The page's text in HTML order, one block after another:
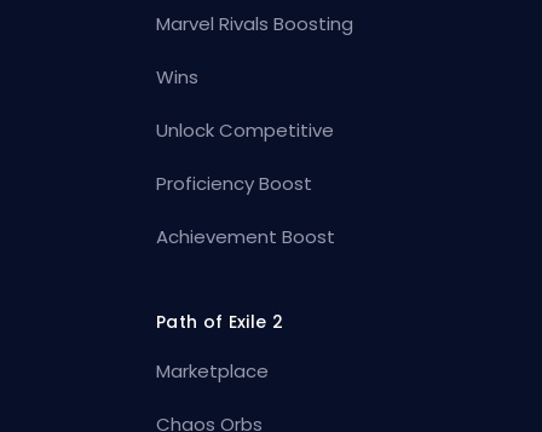
Marvel Rivals Boosting
Wins
Unlock Competitive
Proficiency Boost
Achievement Boost
Path of Exile 2
Marketplace
Chaos Orbs